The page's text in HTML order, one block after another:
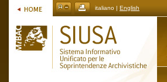
italiano | English